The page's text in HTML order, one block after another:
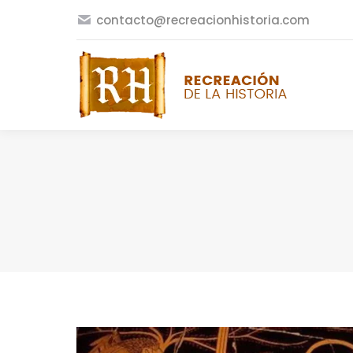
contacto@recreacionhistoria.com